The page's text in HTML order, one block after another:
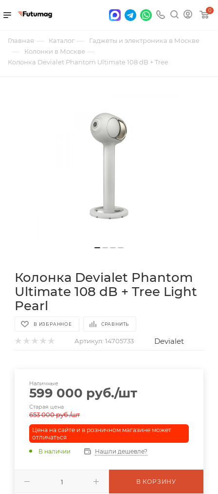
0
Главная — Каталог — Гаджеты и электроника в Москве
— Колонки в Москве —
Колонка Devialet Phantom Ultimate 108 dB + Tree
Колонка Devialet Phantom
Ultimate 108 dB + Tree Light
Pearl
В ИЗБРАННОЕ СРАВНИТЬ
Артикул: 14705733 Devialet
Наличные
599 000 руб./шт
Старая цена
653 000руб./шт
Цена на сайте и в розничном магазине может
отличаться
В наличии
Нашли дешевле?
В КОРЗИНУ